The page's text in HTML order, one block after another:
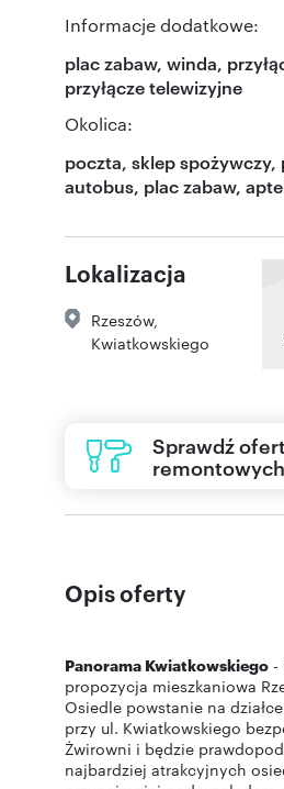
Informacje dodatkowe:
plac zabaw, winda,
przyłącze telewizyjne
Okolica:
poczta, sklep spożywczy,
autobus, plac zabaw,
Lokalizacja
Rzeszów,
Kwiatkowskiego
Sprawdź
remontowych
Opis oferty
Panorama Kwiatkowskiego -
propozycja mieszkaniowa
Osiedle powstanie na
przy ul. Kwiatkowskiego
Żwirowni i będzie
najbardziej atrakcyjnych